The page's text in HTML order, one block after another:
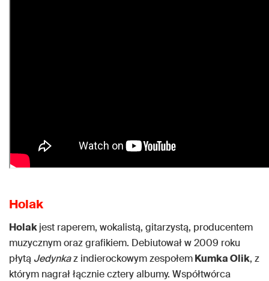
Holak
Holakjest raperem, wokalistą, gitarzystą, producentem
muzycznym oraz grafikiem. Debiutował w 2009 roku
płytą Jedynkaz indierockowym zespołemKumka Olik, z
którym nagrał łącznie cztery albumy. Współtwórca